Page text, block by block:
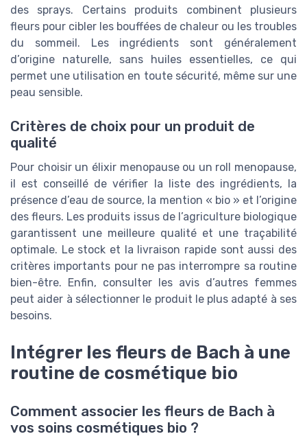
des sprays. Certains produits combinent plusieurs
fleurs pour cibler les bouffées de chaleur ou les troubles
du sommeil. Les ingrédients sont généralement
d’origine naturelle, sans huiles essentielles, ce qui
permet une utilisation en toute sécurité, même sur une
peau sensible.
Critères de choix pour un produit de
qualité
Pour choisir un élixir menopause ou un roll menopause,
il est conseillé de vérifier la liste des ingrédients, la
présence d’eau de source, la mention « bio » et l’origine
des fleurs. Les produits issus de l’agriculture biologique
garantissent une meilleure qualité et une traçabilité
optimale. Le stock et la livraison rapide sont aussi des
critères importants pour ne pas interrompre sa routine
bien-être. Enfin, consulter les avis d’autres femmes
peut aider à sélectionner le produit le plus adapté à ses
besoins.
Intégrer les fleurs de Bach à une
routine de cosmétique bio
Comment associer les fleurs de Bach à
vos soins cosmétiques bio ?